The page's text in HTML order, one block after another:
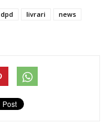
dpd livrari
news